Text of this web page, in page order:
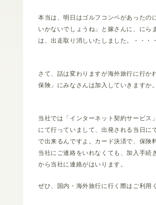
本当は、明日はゴルフコンペがあったの
いかないでしょうね」と嫁さんに、にら
は、出走取り消しいたしました。・・・
さて、話は変わりますが海外旅行に行か
保険」にみなさんは加入していきますか。
当社では「インターネット契約サービス
にて行っていまして、出発される当日に
で出来るんですよ。カード決済で、保険
当社にご連絡をいれなくても、加入手続
から当社に連絡がはいります。
ぜひ、国内・海外旅行に行く際はご利用